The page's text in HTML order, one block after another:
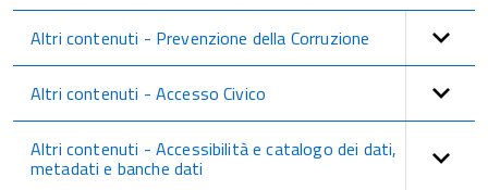
Altri contenuti - Prevenzione della Corruzione
Altri contenuti - Accesso Civico
Altri contenuti - Accessibilità e catalogo dei dati,
metadati e banche dati